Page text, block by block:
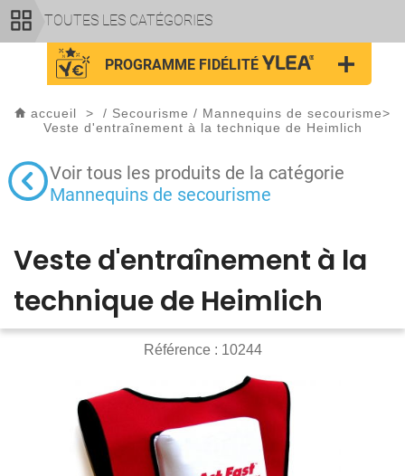
TOUTES LES CATÉGORIES
PROGRAMME FIDÉLITÉ
accueil > / Secourisme / Mannequins de secourisme>
Veste d'entraînement à la technique de Heimlich
Voir tous les produits de la catégorie
Mannequins de secourisme
Veste d'entraînement à la
technique de Heimlich
Référence : 10244